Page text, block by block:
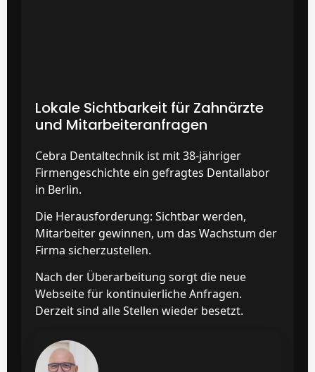
Lokale Sichtbarkeit für Zahnärzte
und Mitarbeiteranfragen
Cebra Dentaltechnik ist mit 38-jähriger
Firmengeschichte ein gefragtes Dentallabor
in Berlin.
Die Herausforderung: Sichtbar werden,
Mitarbeiter gewinnen, um das Wachstum der
Firma sicherzustellen.
Nach der Überarbeitung sorgt die neue
Webseite für kontinuierliche Anfragen.
Derzeit sind alle Stellen wieder besetzt.